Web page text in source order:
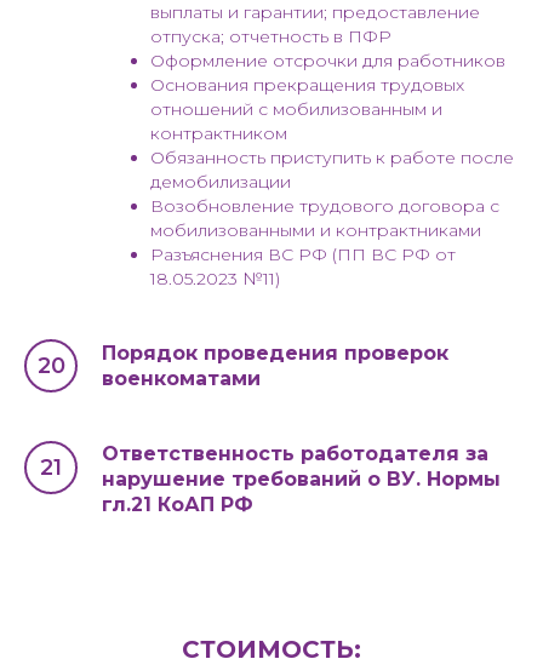
выплаты и гарантии; предоставление
отпуска; отчетность в ПФР
Оформление отсрочки для работников
Основания прекращения трудовых
отношений с мобилизованным и
контрактником
Обязанность приступить к работе после
демобилизации
Возобновление трудового договора с
мобилизованными и контрактниками
Разъяснения ВС РФ (ПП ВС РФ от
18.05.2023 №11)
Порядок проведения проверок
военкоматами
Ответственность работодателя за
нарушение требований о ВУ. Нормы
гл.21 КоАП РФ
СТОИМОСТЬ: